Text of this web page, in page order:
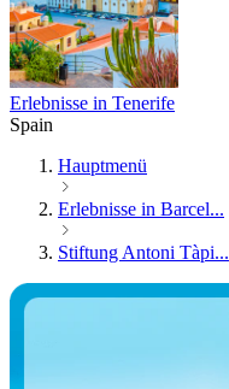
Erlebnisse in Tenerife
Spain
Hauptmenü
Erlebnisse in Barcel...
Stiftung Antoni Tàpi...